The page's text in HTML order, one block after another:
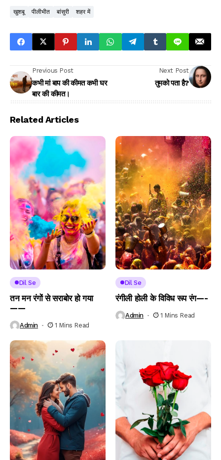
खुशबू पीलीभीत बांसुरी शहर में
Previous Post
कभी मां बाप की कीमत कभी घर
बार की कीमत।
Next Post
तुमको पता है?
Related Articles
Dil Se
तन मन रंगों से सराबोर हो गया
——
Admin 1 Mins Read
Dil Se
रंगीली होली के विविध रूप रंग—-
Admin 1 Mins Read